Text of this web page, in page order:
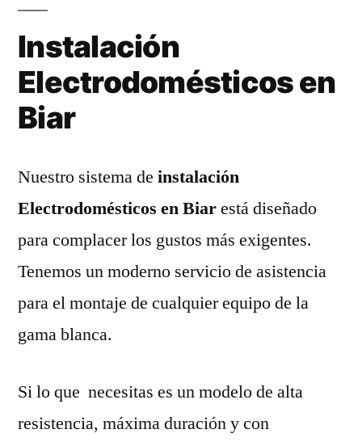
Instalación
Electrodomésticos en
Biar
Nuestro sistema de instalación
Electrodomésticos en Biarestá diseñado
para complacer los gustos más exigentes.
Tenemos un moderno servicio de asistencia
para el montaje de cualquier equipo de la
gama blanca.
Si lo que necesitas es un modelo de alta
resistencia, máxima duración y con